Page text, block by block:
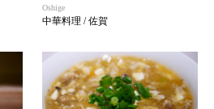
Oshige
中華料理 / 佐賀